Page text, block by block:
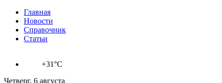
Главная
Новости
Справочник
Статьи
+31°C
Четверг, 6 августа